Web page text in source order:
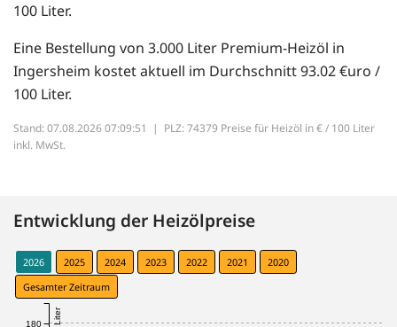
100 Liter.
Eine Bestellung von 3.000 Liter Premium-Heizöl in
Ingersheim kostet aktuell im Durchschnitt 93.02 €uro /
100 Liter.
Stand: 07.08.2026 07:09:51 | PLZ: 74379 Preise für Heizöl in € / 100 Liter
inkl. MwSt.
Entwicklung der Heizölpreise
2026 2025 2024 2023 2022 2021
2020
Gesamter Zeitraum
180